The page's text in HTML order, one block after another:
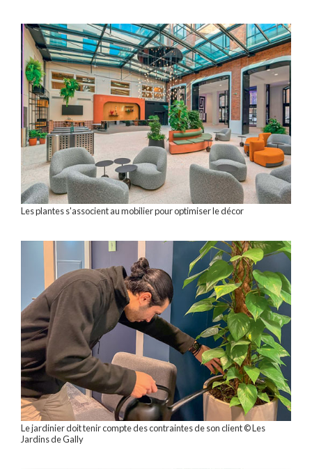
Les plantes s'associent au mobilier pour optimiser le décor
Le jardinier doit tenir compte des contraintes de son client © Les
Jardins de Gally